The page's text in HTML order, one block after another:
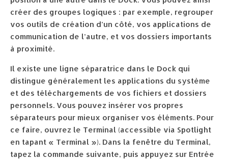
créer des groupes logiques : par exemple, regrouper
vos outils de création d’un côté, vos applications de
communication de l’autre, et vos dossiers importants
à proximité.
Il existe une ligne séparatrice dans le Dock qui
distingue généralement les applications du système
et des téléchargements de vos fichiers et dossiers
personnels. Vous pouvez insérer vos propres
séparateurs pour mieux organiser vos éléments. Pour
ce faire, ouvrez le Terminal (accessible via Spotlight
en tapant « Terminal »). Dans la fenêtre du Terminal,
tapez la commande suivante, puis appuyez sur Entrée